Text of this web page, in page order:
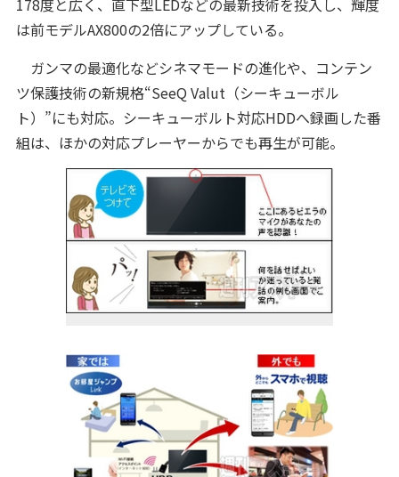
178度と広く、直下型LEDなどの最新技術を投入し、輝度
は前モデルAX800の2倍にアップしている。
ガンマの最適化などシネマモードの進化や、コンテン
ツ保護技術の新規格“SeeQ Valut（シーキューボル
ト）”にも対応。シーキューボルト対応HDDへ録画した番
組は、ほかの対応プレーヤーからでも再生が可能。